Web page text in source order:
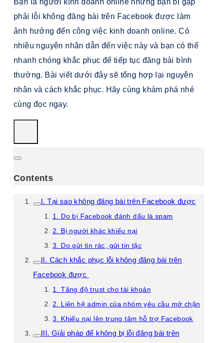
Bạn là người kinh doanh online nhưng bạn bị gặp
phải lỗi không đăng bài trên Facebook được làm
ảnh hưởng đến công việc kinh doanh online. Có
nhiều nguyên nhân dẫn đến việc này và bạn có thể
nhanh chóng khắc phục để tiếp tục đăng bài bình
thường. Bài viết dưới đây sẽ tổng hợp lại nguyên
nhân và cách khắc phục. Hãy cùng khám phá nhé
cùng đọc ngay.
Contents
I. Tại sao không đăng bài trên Facebook được
1. Do bị Facebook đánh dấu là spam
2. Bị người khác khiếu nại
3. Do gửi tin rác, gửi tin tặc
II. Cách khắc phục lỗi không đăng bài trên
Facebook được
1. Tăng độ trust cho tài khoản
2. Liên hệ admin của nhóm yêu cầu mở chặn
3. Khiếu nại lên trung tâm hỗ trợ Facebook
III. Giải pháp để không bị lỗi đăng bài trên